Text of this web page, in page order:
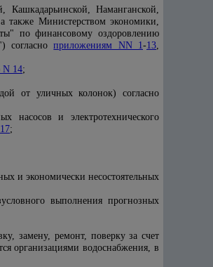
Кашкадарьинской, Наманганской,
также Министерством экономики,
по финансовому оздоровлению
согласноприложениям NN 1-13,
14;
от уличных колонок) согласно
насосов и электротехнического
;
и экономически несостоятельных
выполнения прогнозных
замену, ремонт, поверку за счет
организациями водоснабжения, в